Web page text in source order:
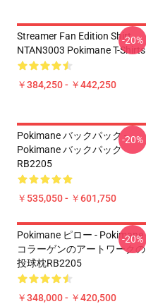
Streamer Fan Edition Shirt
NTAN3003 Pokimane T-Shirts
￥384,250 - ￥442,250
-20%
Pokimane バックパック -
Pokimane バックパック
RB2205
￥535,050 - ￥601,750
-20%
Pokimane ピロー - Pokimane
コラーゲンのアートワークの
投球枕RB2205
￥348,000 - ￥420,500
-20%